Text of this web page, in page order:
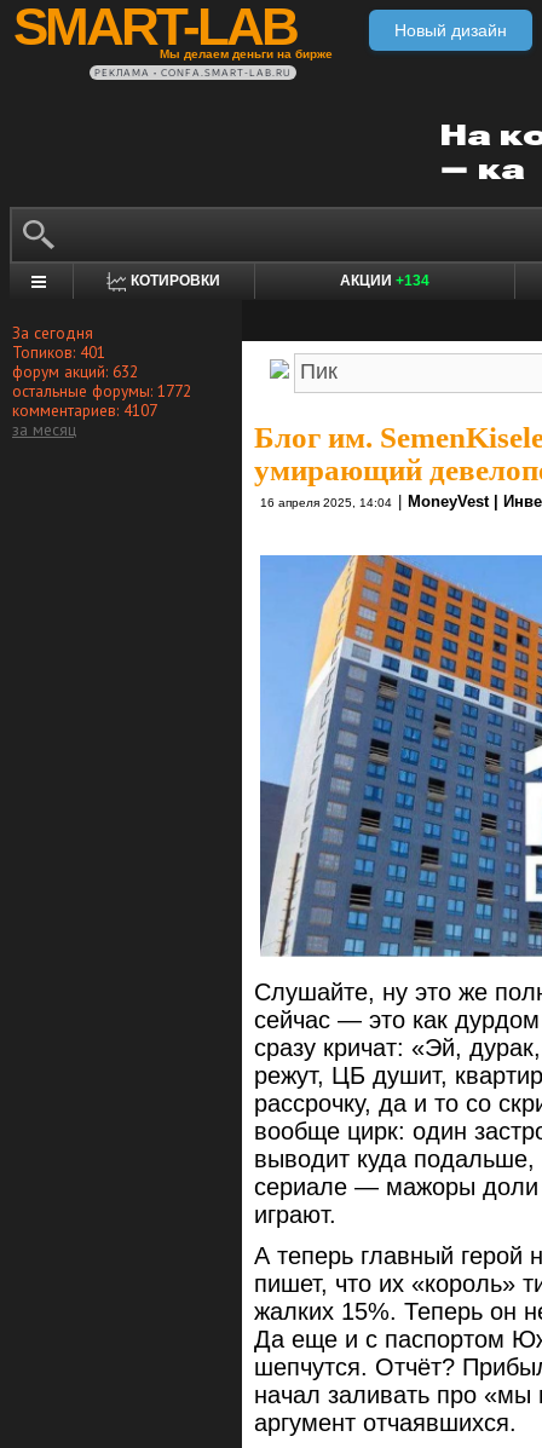
SMART-LAB
Мы делаем деньги на бирже
Новый дизайн
РЕКЛАМА • CONFA.SMART-LAB.RU
КОТИРОВКИ АКЦИИ +134
За сегодня
Топиков: 401
форум акций: 632
остальные форумы: 1772
комментариев: 4107
за месяц
Блог им.
умирающий
16 апреля 2025, 14:04 MoneyVest |
Слушайте, ну это же
сейчас — это как
сразу кричат: «Эй,
режут, ЦБ душит,
рассрочку, да и то со
вообще цирк: один
выводит куда
сериале — мажоры доли
играют.
А теперь главный
пишет, что их «король»
жалких 15%. Теперь он
Да еще и с паспортом
шепчутся. Отчёт?
начал заливать про «мы
аргумент отчаявшихся.